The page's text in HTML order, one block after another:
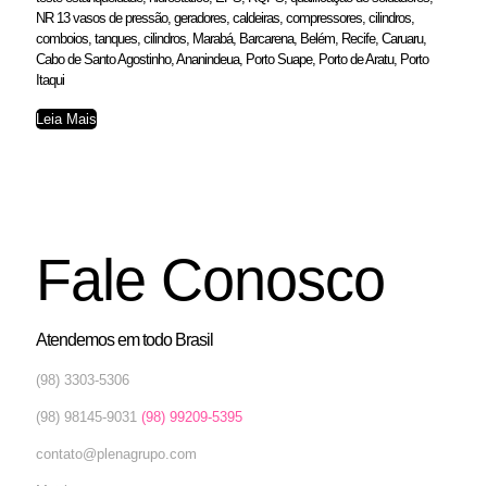
NR 13 vasos de pressão, geradores, caldeiras, compressores, cilindros,
comboios, tanques, cilindros, Marabá, Barcarena, Belém, Recife, Caruaru,
Cabo de Santo Agostinho, Ananindeua, Porto Suape, Porto de Aratu, Porto
Itaqui
Leia Mais
Fale Conosco
Atendemos em todo Brasil
(98) 3303-5306
(98) 98145-9031 (98) 99209-5395
contato@plenagrupo.com